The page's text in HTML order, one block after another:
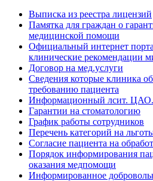
Выписка из реестра лицензий
Памятка для граждан о
медицинской помощи
Официальный интернет
клинические рекомендации
Договор на мед.услуги
Сведения которые клиника
требованию пациента
Информационный лсит.
Гарантии на стоматологию
График работы сотрудников
Перечень категорий на
Согласие пациента на
Порядок информирования
оказания медпомощи
Информированное